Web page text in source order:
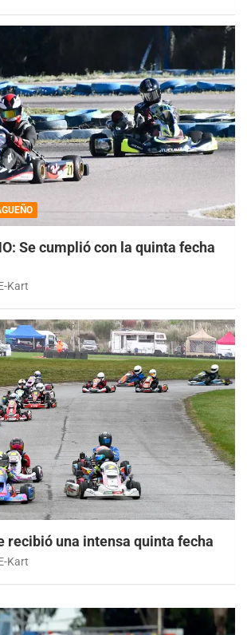
Se cumplió con la quinta fecha
Kart
recibió una intensa quinta fecha
Kart